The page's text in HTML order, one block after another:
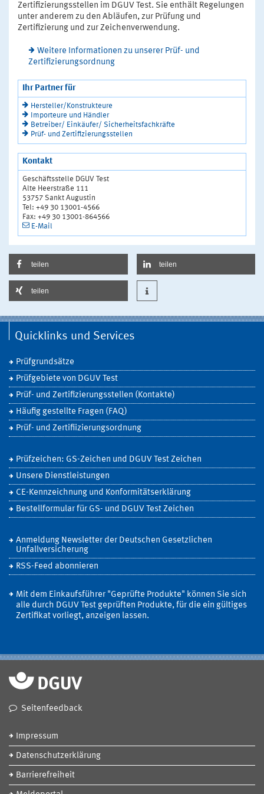
Zertifizierungsstellen im DGUV Test. Sie enthält Regelungen
unter anderem zu den Abläufen, zur Prüfung und
Zertifizierung und zur Zeichenverwendung.
Weitere Informationen zu unserer Prüf- und
Zertifizierungsordnung
Ihr Partner für
Hersteller/Konstrukteure
Importeure und Händler
Betreiber/ Einkäufer/ Sicherheitsfachkräfte
Prüf- und Zertifizierungsstellen
Kontakt
Geschäftsstelle DGUV Test
Alte Heerstraße 111
53757 Sankt Augustin
Tel: +49 30 13001-4566
Fax: +49 30 13001-864566
E-Mail
teilen teilen
teilen
Quicklinks und Services
Prüfgrundsätze
Prüfgebiete von DGUV Test
Prüf- und Zertifizierungsstellen (Kontakte)
Häufig gestellte Fragen (FAQ)
Prüf- und Zertifiizierungsordnung
Prüfzeichen: GS-Zeichen und DGUV Test Zeichen
Unsere Dienstleistungen
CE-Kennzeichnung und Konformitätserklärung
Bestellformular für GS- und DGUV Test Zeichen
Anmeldung Newsletter der Deutschen Gesetzlichen
Unfallversicherung
RSS-Feed abonnieren
Mit dem Einkaufsführer "Geprüfte Produkte" können Sie sich
alle durch DGUV Test geprüften Produkte, für die ein gültiges
Zertifikat vorliegt, anzeigen lassen.
Seitenfeedback
Impressum
Datenschutzerklärung
Barrierefreiheit